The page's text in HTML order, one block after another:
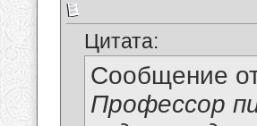
Цитата:
Сообщение
Профессор